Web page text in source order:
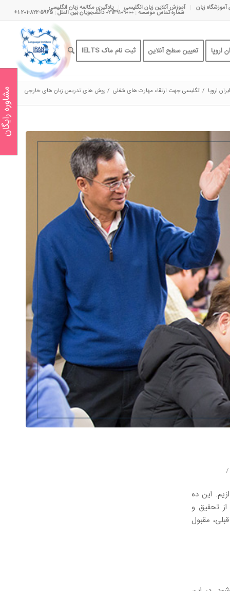
آموزشگاه زبان آموزش آنلاین زبان انگلیسی یادگیری مکالمه زبان انگلیسی
شماره تماس موسسه : 02149109000 دانشجویان بین الملل : 5965-822-201 1+
اروپا تعیین سطح آنلاین ثبت نام ماک IELTS
اروپا / انگلیسی جهت ارتقاء مهارت های شغلی / روش های تدریس زبان های خارجی
/
این ده
تحقیق و
مقبول